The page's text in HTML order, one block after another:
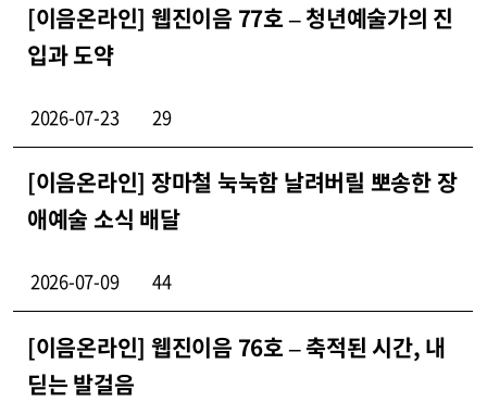
[이음온라인] 웹진이음 77호 – 청년예술가의 진
입과 도약
2026-07-23 29
[이음온라인] 장마철 눅눅함 날려버릴 뽀송한 장
애예술 소식 배달
2026-07-09 44
[이음온라인] 웹진이음 76호 – 축적된 시간, 내
딛는 발걸음